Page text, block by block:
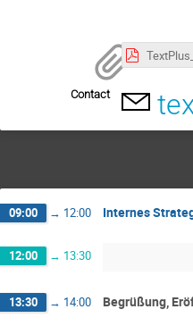
Contact
09:00 → 12:00 Internes
12:00 → 13:30
13:30 → 14:00 Begrüßung,